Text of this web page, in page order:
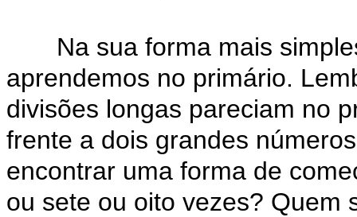
Na sua forma mais
aprendemos no primário.
divisões longas pareciam no
frente a dois grandes
encontrar uma forma de
ou sete ou oito vezes? Quem